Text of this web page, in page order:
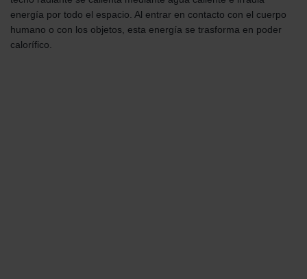
energía por todo el espacio. Al entrar en contacto con el cuerpo
humano o con los objetos, esta energía se trasforma en poder
calorífico.